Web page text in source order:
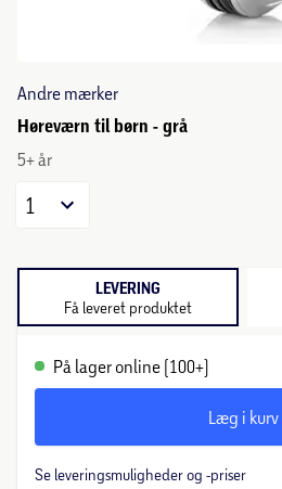
Andre mærker
Høreværn til børn - grå
5+ år
1
LEVERING
Få leveret produktet
På lager online (100+)
Læg i kurv
Se leveringsmuligheder og -priser